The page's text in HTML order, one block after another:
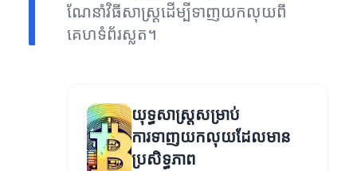
ណែនាំវិធីសាស្ត្រដើម្បីទាញយកលុយពី
គេហទំព័រស្លត។
យុទ្ធសាស្ត្រសម្រាប់
ការទាញយកលុយដែលមាន
ប្រសិទ្ធភាព